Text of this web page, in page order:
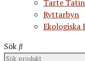
Tarte
Ryttarbyn
Ekologiska
Sök